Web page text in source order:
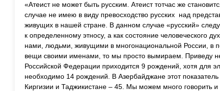
«Атеист не может быть русским. Атеист тотчас же
случае не имею в виду превосходство русских над
живущих в нашей стране. В данном случае «русский»
к определенному этносу, а как состояние человеческого
нами, людьми, живущими в многонациональной России, в
вещи своими именами, то мы просто вымираем. Приведу
Российской Федерации приходится 9 рождений, хотя для
необходимо 14 рождений. В Азербайджане этот
Киргизии и Таджикистане – 45. Мы можем много говорить и